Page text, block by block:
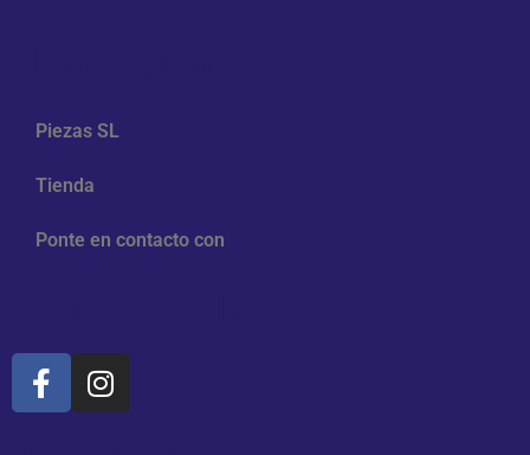
Piezas SL
Tienda
Ponte en contacto con